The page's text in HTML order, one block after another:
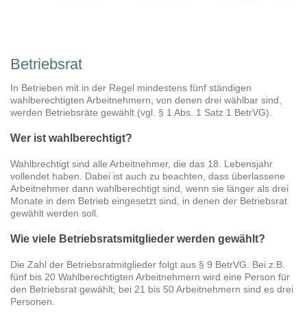
Betriebsrat
In Betrieben mit in der Regel mindestens fünf ständigen
wahlberechtigten Arbeitnehmern, von denen drei wählbar sind,
werden Betriebsräte gewählt (vgl. § 1 Abs. 1 Satz 1 BetrVG).
Wer ist wahlberechtigt?
Wahlbrechtigt sind alle Arbeitnehmer, die das 18. Lebensjahr
vollendet haben. Dabei ist auch zu beachten, dass überlassene
Arbeitnehmer dann wahlberechtigt sind, wenn sie länger als drei
Monate in dem Betrieb eingesetzt sind, in denen der Betriebsrat
gewählt werden soll.
Wie viele Betriebsratsmitglieder werden gewählt?
Die Zahl der Betriebsratmitglieder folgt aus § 9 BetrVG. Bei z.B.
fünf bis 20 Wahlberechtigten Arbeitnehmern wird eine Person für
den Betriebsrat gewählt; bei 21 bis 50 Arbeitnehmern sind es drei
Personen.